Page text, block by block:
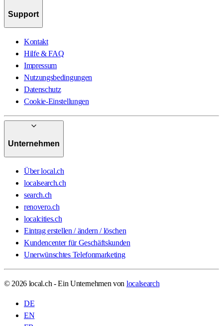
Support
Kontakt
Hilfe & FAQ
Impressum
Nutzungsbedingungen
Datenschutz
Cookie-Einstellungen
Unternehmen
Über local.ch
localsearch.ch
search.ch
renovero.ch
localcities.ch
Eintrag erstellen / ändern / löschen
Kundencenter für Geschäftskunden
Unerwünschtes Telefonmarketing
© 2026 local.ch - Ein Unternehmen von localsearch
DE
EN